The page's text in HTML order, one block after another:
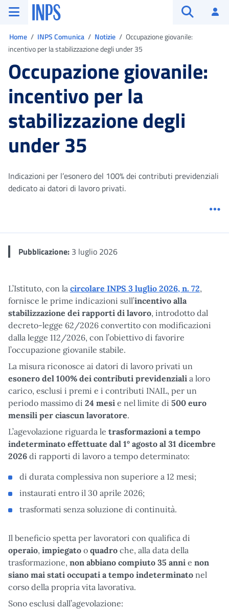
Vai al menu principale
Vai al contenuto principale
Vai al pie' di pagina
INPS ()
Home INPS Comunica Notizie
Occupazione giovanile:
incentivo per la stabilizzazione degli under 35
Occupazione giovanile:
incentivo per la
stabilizzazione degli
under 35
Indicazioni per l’esonero del 100% dei contributi previdenziali
dedicato ai datori di lavoro privati.
Pubblicazione: 3 luglio 2026
L’Istituto, con la circolare INPS 3 luglio 2026, n. 72,
fornisce le prime indicazioni sull’incentivo alla
stabilizzazione dei rapporti di lavoro, introdotto dal
decreto-legge 62/2026 convertito con modificazioni
dalla legge 112/2026, con l’obiettivo di favorire
l’occupazione giovanile stabile.
La misura riconosce ai datori di lavoro privati un
esonero del 100% dei contributi previdenziali a loro
carico, esclusi i premi e i contributi INAIL, per un
periodo massimo di 24 mesi e nel limite di 500 euro
mensili per ciascun lavoratore.
L’agevolazione riguarda le trasformazioni a tempo
indeterminato effettuate dal 1° agosto al 31 dicembre
2026 di rapporti di lavoro a tempo determinato:
di durata complessiva non superiore a 12 mesi;
instaurati entro il 30 aprile 2026;
trasformati senza soluzione di continuità.
Il beneficio spetta per lavoratori con qualifica di
operaio, impiegato o quadro che, alla data della
trasformazione, non abbiano compiuto 35 anni e non
siano mai stati occupati a tempo indeterminato nel
corso della propria vita lavorativa.
Sono esclusi dall’agevolazione: